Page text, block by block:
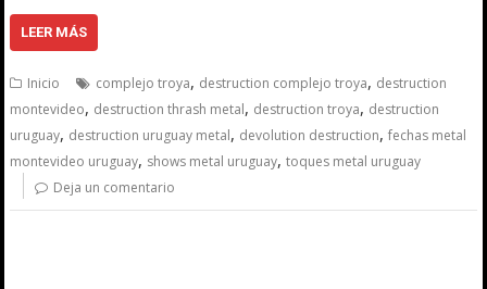
LEER MÁS
Inicio complejo troya, destruction complejo troya, destruction
montevideo, destruction thrash metal, destruction troya, destruction
uruguay, destruction uruguay metal, devolution destruction,fechas metal
montevideo uruguay, shows metal uruguay,toques metal uruguay
Deja un comentario